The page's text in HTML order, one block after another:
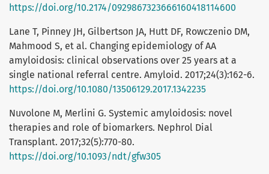
https://doi.org/10.2174/0929867323666160418114600
Lane T, Pinney JH, Gilbertson JA, Hutt DF, Rowczenio DM,
Mahmood S, et al. Changing epidemiology of AA
amyloidosis: clinical observations over 25 years at a
single national referral centre. Amyloid. 2017;24(3):162-6.
https://doi.org/10.1080/13506129.2017.1342235
Nuvolone M, Merlini G. Systemic amyloidosis: novel
therapies and role of biomarkers. Nephrol Dial
Transplant. 2017;32(5):770-80.
https://doi.org/10.1093/ndt/gfw305